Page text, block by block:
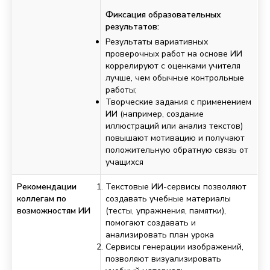
Фиксация образовательных
результатов:
Результаты вариативных
проверочных работ на основе ИИ
коррелируют с оценками учителя
лучше, чем обычные контрольные
работы;
Творческие задания с применением
ИИ (например, создание
иллюстраций или анализ текстов)
повышают мотивацию и получают
положительную обратную связь от
учащихся
Рекомендации
коллегам по
возможностям ИИ
Текстовые ИИ-сервисы позволяют
создавать учебные материалы
(тесты, упражнения, памятки),
помогают создавать и
анализировать план урока
Сервисы генерации изображений,
позволяют визуализировать